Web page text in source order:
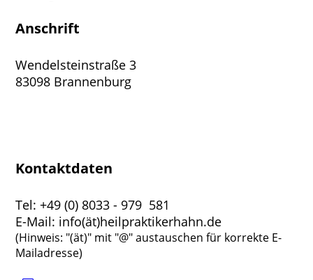
Anschrift
Wendelsteinstraße 3
83098 Brannenburg
Kontaktdaten
Tel: +49 (0) 8033 - 979 581
E-Mail: info(ät)heilpraktikerhahn.de
(Hinweis: "(ät)" mit "@" austauschen für korrekte E-
Mailadresse)